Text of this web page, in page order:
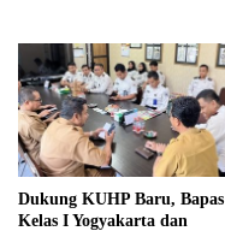
Dukung KUHP Baru, Bapas
Kelas I Yogyakarta dan